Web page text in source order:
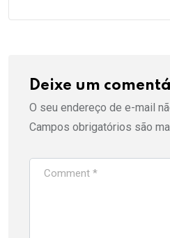
Deixe um
O seu endereço de e-mail
Campos obrigatórios são